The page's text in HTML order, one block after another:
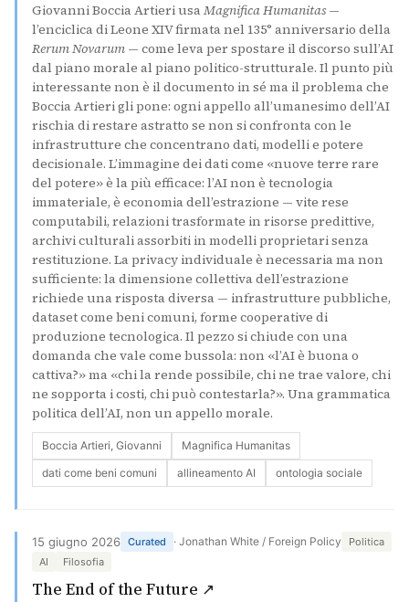
Giovanni Boccia Artieri usaMagnifica Humanitas—
l’enciclica di Leone XIV firmata nel 135° anniversario della
Rerum Novarum — come leva per spostare il discorso sull’AI
dal piano morale al piano politico-strutturale. Il punto più
interessante non è il documento in sé ma il problema che
Boccia Artieri gli pone: ogni appello all’umanesimo dell’AI
rischia di restare astratto se non si confronta con le
infrastrutture che concentrano dati, modelli e potere
decisionale. L’immagine dei dati come «nuove terre rare
del potere» è la più efficace: l’AI non è tecnologia
immateriale, è economia dell’estrazione — vite rese
computabili, relazioni trasformate in risorse predittive,
archivi culturali assorbiti in modelli proprietari senza
restituzione. La privacy individuale è necessaria ma non
sufficiente: la dimensione collettiva dell’estrazione
richiede una risposta diversa — infrastrutture pubbliche,
dataset come beni comuni, forme cooperative di
produzione tecnologica. Il pezzo si chiude con una
domanda che vale come bussola: non «l’AI è buona o
cattiva?» ma «chi la rende possibile, chi ne trae valore, chi
ne sopporta i costi, chi può contestarla?». Una grammatica
politica dell’AI, non un appello morale.
Boccia Artieri, Giovanni
Magnifica Humanitas
dati come beni comuni
allineamento AI ontologia sociale
15 giugno 2026 Curated · Jonathan White / Foreign Policy
Politica
AI
Filosofia
The End of the Future ↗